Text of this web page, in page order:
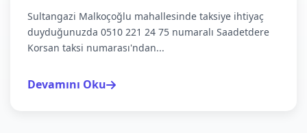
Sultangazi Malkoçoğlu mahallesinde taksiye ihtiyaç
duyduğunuzda 0510 221 24 75 numaralı Saadetdere
Korsan taksi numarası'ndan...
Devamını Oku